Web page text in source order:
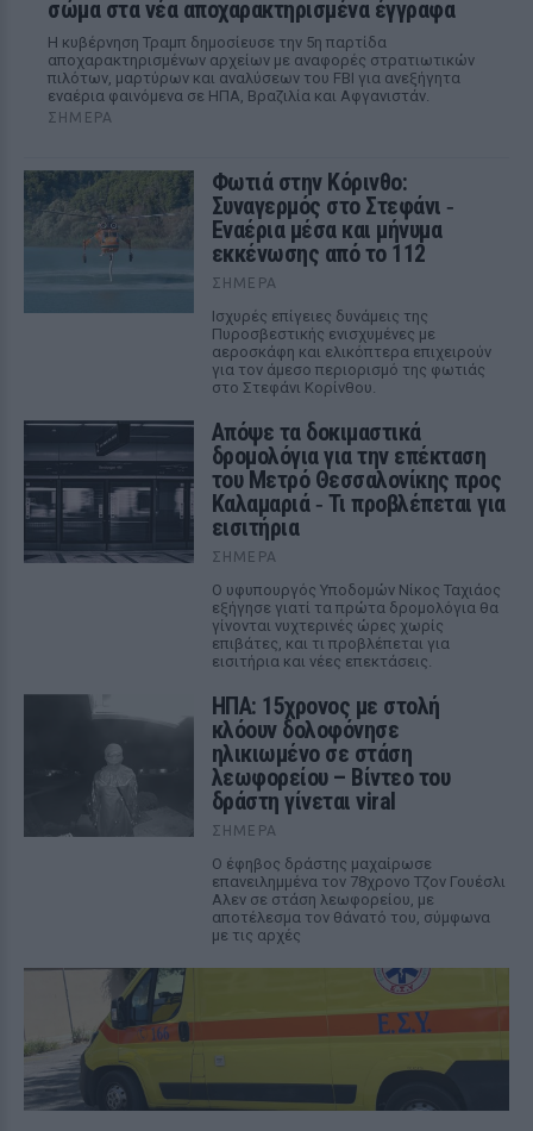
σώμα στα νέα αποχαρακτηρισμένα έγγραφα
Η κυβέρνηση Τραμπ δημοσίευσε την 5η παρτίδα
αποχαρακτηρισμένων αρχείων με αναφορές στρατιωτικών
πιλότων, μαρτύρων και αναλύσεων του FBI για ανεξήγητα
εναέρια φαινόμενα σε ΗΠΑ, Βραζιλία και Αφγανιστάν.
ΣΉΜΕΡΑ
Φωτιά στην Κόρινθο:
Συναγερμός στο Στεφάνι ‑
Εναέρια μέσα και μήνυμα
εκκένωσης από το 112
ΣΉΜΕΡΑ
Ισχυρές επίγειες δυνάμεις της
Πυροσβεστικής ενισχυμένες με
αεροσκάφη και ελικόπτερα επιχειρούν
για τον άμεσο περιορισμό της φωτιάς
στο Στεφάνι Κορίνθου.
Απόψε τα δοκιμαστικά
δρομολόγια για την επέκταση
του Μετρό Θεσσαλονίκης προς
Καλαμαριά ‑ Τι προβλέπεται για
εισιτήρια
ΣΉΜΕΡΑ
Ο υφυπουργός Υποδομών Νίκος Ταχιάος
εξήγησε γιατί τα πρώτα δρομολόγια θα
γίνονται νυχτερινές ώρες χωρίς
επιβάτες, και τι προβλέπεται για
εισιτήρια και νέες επεκτάσεις.
ΗΠΑ: 15χρονος με στολή
κλόουν δολοφόνησε
ηλικιωμένο σε στάση
λεωφορείου – Βίντεο του
δράστη γίνεται viral
ΣΉΜΕΡΑ
Ο έφηβος δράστης μαχαίρωσε
επανειλημμένα τον 78χρονο Τζον Γουέσλι
Αλεν σε στάση λεωφορείου, με
αποτέλεσμα τον θάνατό του, σύμφωνα
με τις αρχές